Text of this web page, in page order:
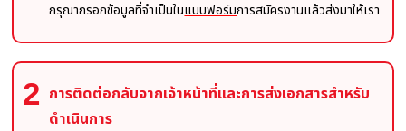
กรุณากรอกข้อมูลที่จำเป็นในแบบฟอร์มการสมัครงานแล้วส่งมาให้เรา
2 การติดต่อกลับจากเจ้าหน้าที่และการส่งเอกสารสำหรับ
ดำเนินการ